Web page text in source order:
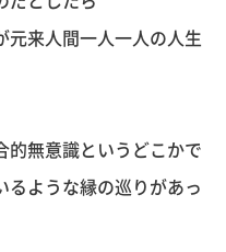
元来人間一人一人の人生
的無意識というどこかで
ような縁の巡りがあっ